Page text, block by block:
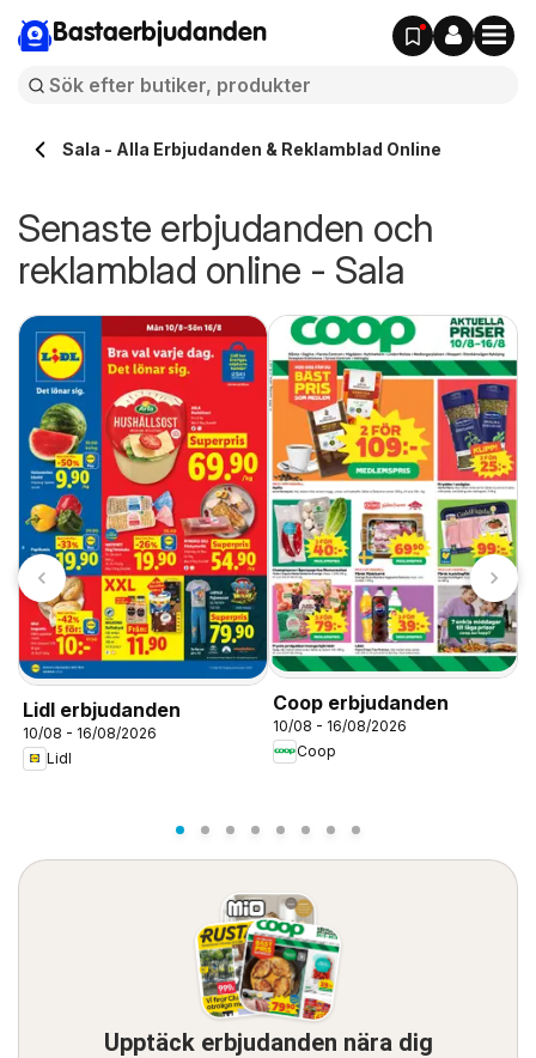
Bastaerbjudanden
Sala - Alla Erbjudanden & Reklamblad Online
Senaste erbjudanden och
reklamblad online - Sala
Lidl erbjudanden
10/08 - 16/08/2026
Lidl
Coop erbjudanden
10/08 - 16/08/2026
Coop
Upptäck erbjudanden nära dig